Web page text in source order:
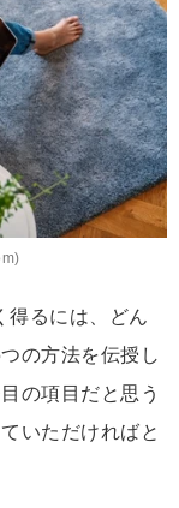
得るには、どん
の方法を伝授し
の項目だと思う
いただければと